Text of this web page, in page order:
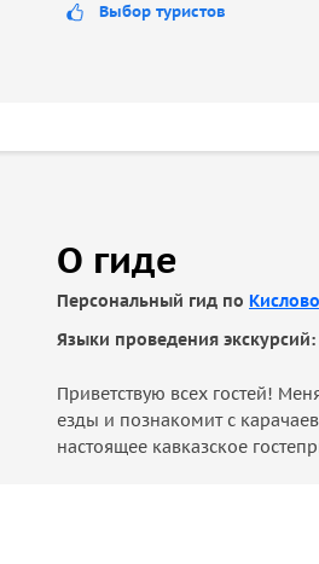
Выбор туристов
О гиде
Персональный гид по
Языки проведения экскурсий:
Приветствую всех гостей!
езды и познакомит с
настоящее кавказское